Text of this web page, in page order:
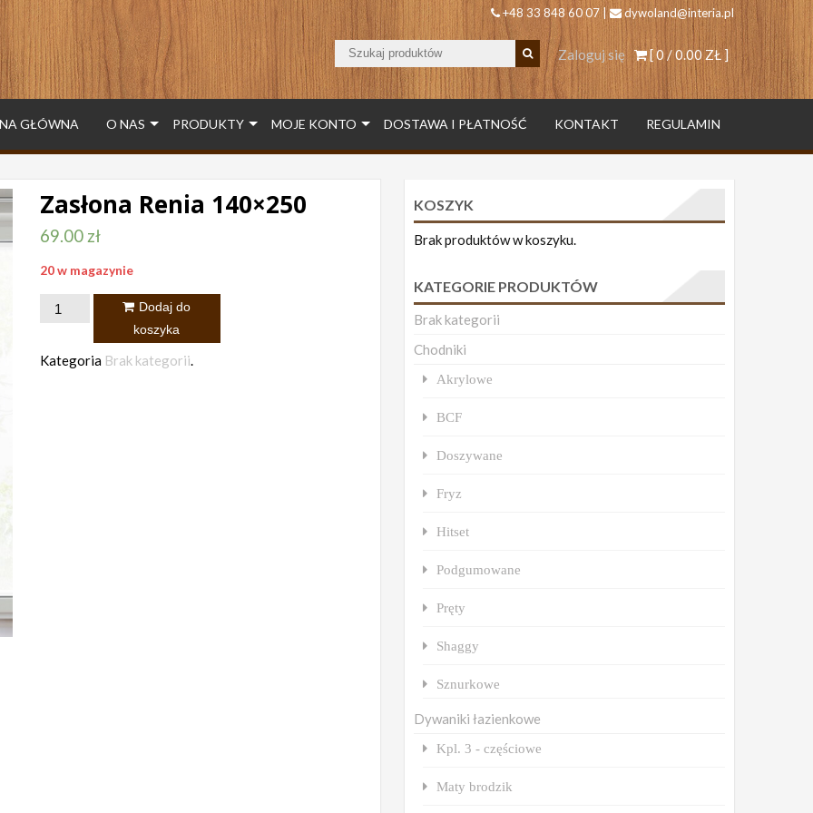
+48 33 848 60 07 | dywoland@interia.pl
[ 0 /0.00 ZŁ]
Zaloguj się
GŁÓWNA O NAS PRODUKTY MOJE KONTO DOSTAWA I PŁATNOŚĆ KONTAKT REGULAMIN
Zasłona Renia 140×250
69.00 zł
20 w magazynie
ilość
Renia
Dodaj do
koszyka
Kategoria Brak kategorii.
KOSZYK
Brak produktów w koszyku.
KATEGORIE PRODUKTÓW
Brak kategorii
Chodniki
Akrylowe
BCF
Doszywane
Fryz
Hitset
Podgumowane
Pręty
Shaggy
Sznurkowe
Dywaniki łazienkowe
Kpl. 3 - częściowe
Maty brodzik